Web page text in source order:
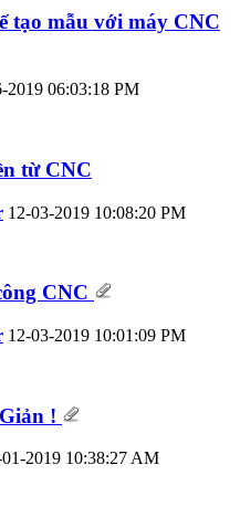
tạo mẫu với máy CNC
2019 06:03:18 PM
từ CNC
12-03-2019 10:08:20 PM
CNC
12-03-2019 10:01:09 PM
!
2019 10:38:27 AM